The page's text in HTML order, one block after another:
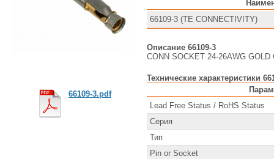
66109-3 (TE CONNECTIVITY)
Описание 66109-3
CONN SOCKET 24-26AWG GOLD
Технические характеристики
Lead Free Status / RoHS Status
Серия
Тип
Pin or Socket
66109-3.pdf